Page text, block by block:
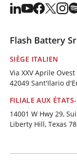
Flash Battery
SIÈGE ITALIEN
Via XXV Aprile Ovest
42049 Sant'Ilario
FILIALE AUX
14001 W Hwy 29,
Liberty Hill, Texas